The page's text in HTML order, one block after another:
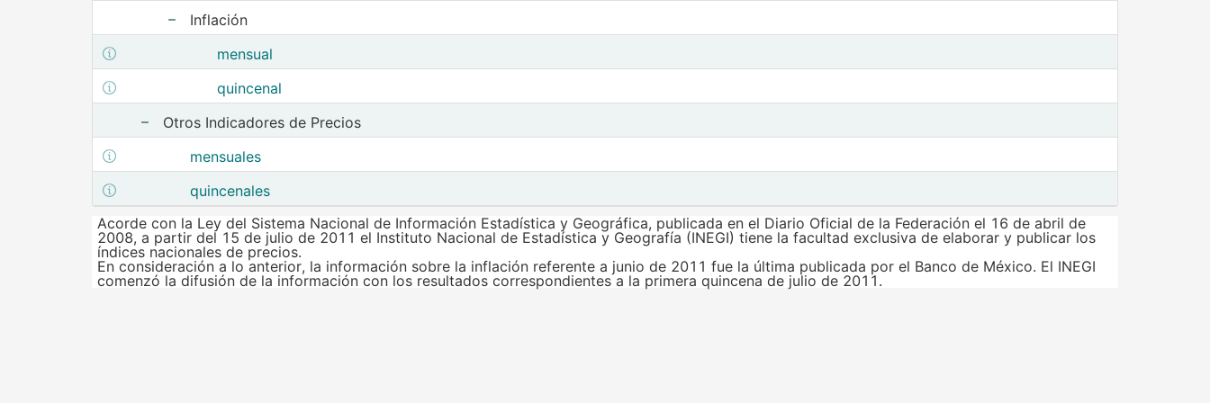
Inflación
mensual
quincenal
Otros Indicadores de Precios
mensuales
quincenales
Notas finales :
Acorde con la Ley del Sistema Nacional de Información Estadística y Geográfica, publicada en el Diario Oficial de la Federación el 16 de abril de
2008, a partir del 15 de julio de 2011 el Instituto Nacional de Estadística y Geografía (INEGI) tiene la facultad exclusiva de elaborar y publicar los
índices nacionales de precios.
En consideración a lo anterior, la información sobre la inflación referente a junio de 2011 fue la última publicada por el Banco de México. El INEGI
comenzó la difusión de la información con los resultados correspondientes a la primera quincena de julio de 2011.